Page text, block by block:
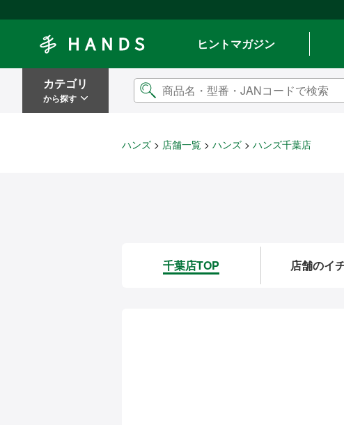
ヒントマガジン
カテゴリ
から探す
ハンズ 店舗一覧 ハンズ ハンズ千葉店
千葉店TOP 店舗のイ